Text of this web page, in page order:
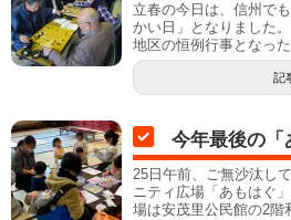
立春の今日は、信州で
かい日」となりました
地区の恒例行事となっ
記
今年最後の「
25日午前、ご無沙汰し
ニティ広場「あもはぐ
場は安茂里公民館の2階